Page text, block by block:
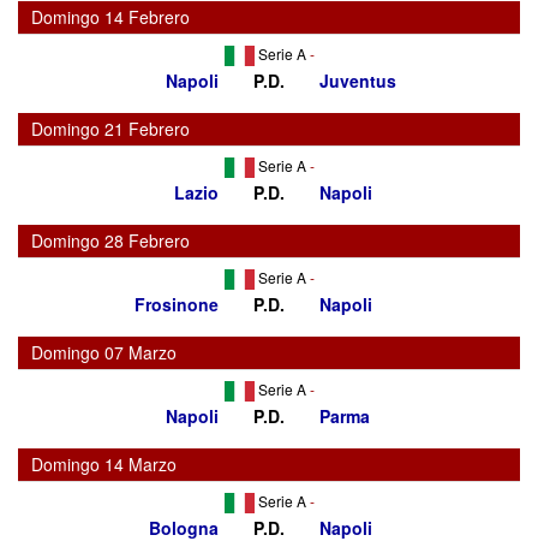
Domingo 14 Febrero
Serie A -
Napoli P.D.
Juventus
Domingo 21 Febrero
Serie A -
Lazio P.D.
Napoli
Domingo 28 Febrero
Serie A -
Frosinone P.D.
Napoli
Domingo 07 Marzo
Serie A -
Napoli P.D.
Parma
Domingo 14 Marzo
Serie A -
Bologna P.D.
Napoli